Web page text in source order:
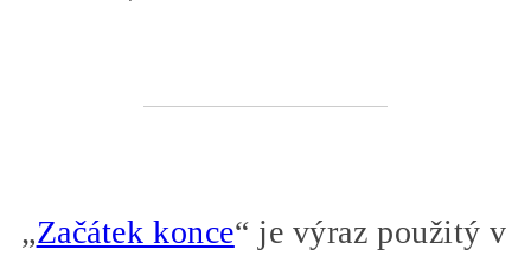
„Začátek konce“ je výraz použitý v